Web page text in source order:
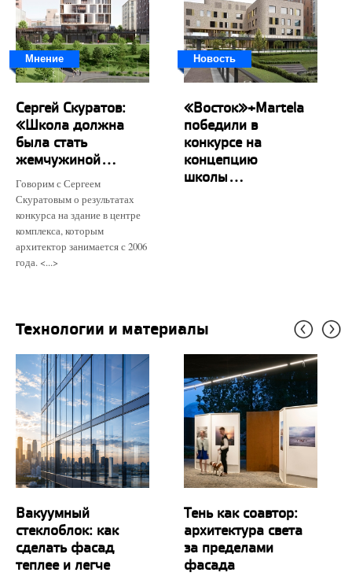
Мнение
Сергей Скуратов:
«Школа должна
была стать
жемчужиной...
Говорим с Сергеем
Скуратовым о результатах
конкурса на здание в центре
комплекса, которым
архитектор занимается с 2006
года. <...>
Новость
«Восток»+Martela
победили в
конкурсе на
концепцию
школы...
Технологии и материалы
Вакуумный
стеклоблок: как
сделать фасад
теплее и легче
Тень как соавтор:
архитектура света
за пределами
фасада